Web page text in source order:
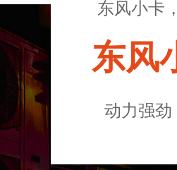
东风小卡
东风
动力强劲